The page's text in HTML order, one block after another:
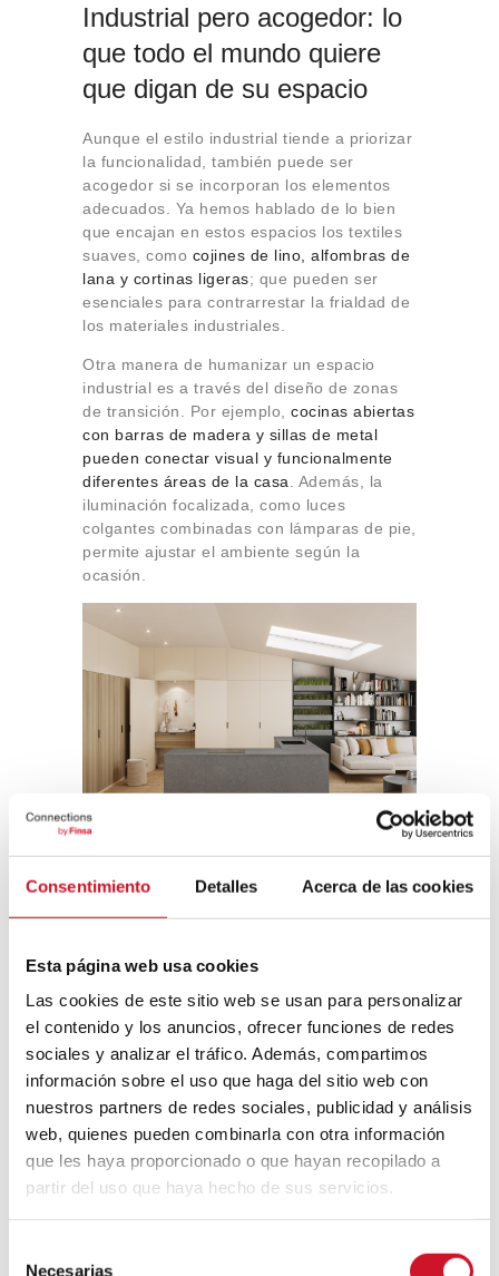
Consentimiento Detalles Acerca de las cookies
Esta página web usa cookies
Las cookies de este sitio web se usan para personalizar
el contenido y los anuncios, ofrecer funciones de redes
sociales y analizar el tráfico. Además, compartimos
información sobre el uso que haga del sitio web con
nuestros partners de redes sociales, publicidad y análisis
web, quienes pueden combinarla con otra información
que les haya proporcionado o que hayan recopilado a
partir del uso que haya hecho de sus servicios.
Necesarias
Industrial pero acogedor: lo
que todo el mundo quiere
que digan de su espacio
Aunque el estilo industrial tiende a priorizar
la funcionalidad, también puede ser
acogedor si se incorporan los elementos
adecuados. Ya hemos hablado de lo bien
que encajan en estos espacios los textiles
suaves, como cojines de lino, alfombras de
lana y cortinas ligeras; que pueden ser
esenciales para contrarrestar la frialdad de
los materiales industriales.
Otra manera de humanizar un espacio
industrial es a través del diseño de zonas
de transición. Por ejemplo,
cocinas abiertas
con barras de madera y sillas de metal
pueden conectar visual y funcionalmente
diferentes áreas de la casa . Además, la
iluminación focalizada, como luces
colgantes combinadas con lámparas de pie,
permite ajustar el ambiente según la
ocasión.
la interacción y la fluidez hará que el lugar
sea más cómodo y adaptable. Detalles
como la incorporación de espacios de
descanso o áreas de lectura también
contribuyen a dar ese toque de sosiego a
un entorno y un estilo que, de forma
radical, puede pecar de frío.
Hay un as en la manga final.La integración
de tecnología también puede hacer que el
espacio sea más funcional y moderno
Sistemas de iluminación inteligente,